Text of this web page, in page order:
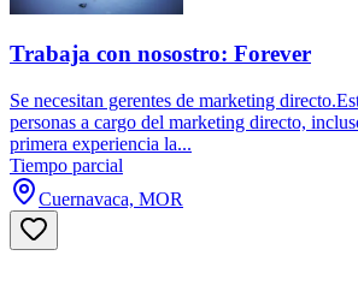
Trabaja con nosostro: Forever
Se necesitan gerentes de marketing
personas a cargo del marketing directo,
primera experiencia la...
Tiempo parcial
Cuernavaca, MOR